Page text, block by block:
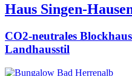
Haus Singen-
CO2-neutrales
Landhausstil